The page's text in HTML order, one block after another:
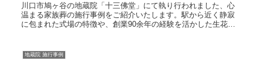
川口市鳩ヶ谷の地蔵院「十三佛堂」にて執り行われました、心
温まる家族葬の施行事例をご紹介いたします。駅から近く静寂
に包まれた式場の特徴や、創業90余年の経験を活かした生花祭
地蔵院 施行事例